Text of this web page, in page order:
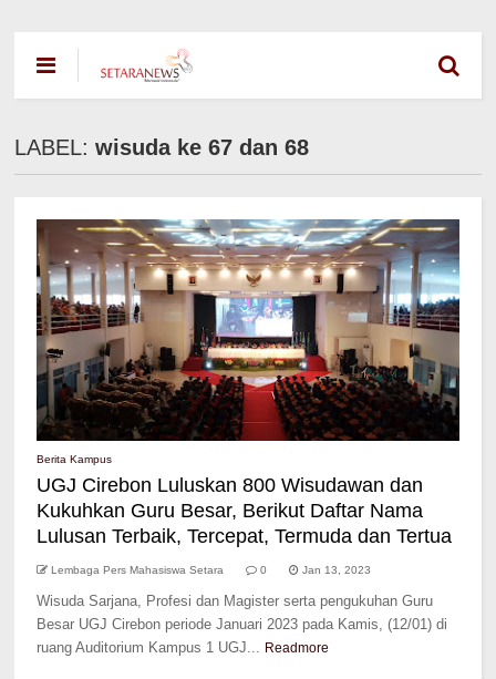
LABEL:wisuda ke 67 dan 68
Berita Kampus
UGJ Cirebon Luluskan 800 Wisudawan dan
Kukuhkan Guru Besar, Berikut Daftar Nama
Lulusan Terbaik, Tercepat, Termuda dan Tertua
Lembaga Pers Mahasiswa Setara 0 Jan 13, 2023
Wisuda Sarjana, Profesi dan Magister serta pengukuhan Guru
Besar UGJ Cirebon periode Januari 2023 pada Kamis, (12/01) di
ruang Auditorium Kampus 1 UGJ... Readmore